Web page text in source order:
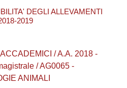
DEGLI ALLEVAMENTI
2019
/ A.A. 2018 -
/ AG0065 -
ANIMALI